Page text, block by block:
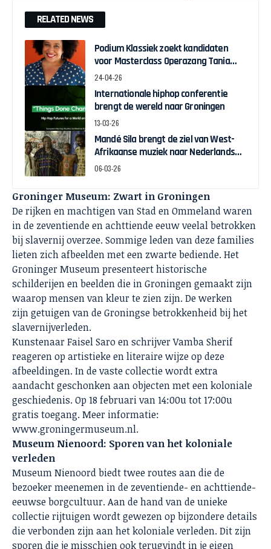
RELATED NEWS
Podium Klassiek zoekt kandidaten
voor Masterclass Operazang Tania
Kross
24-04-26
Internationale hiphop conferentie
brengt de wereld naar Groningen
13-03-26
Mandé Sila brengt de ziel van West-
Afrikaanse muziek naar Nederlands
podium
06-03-26
Groninger Museum: Zwart in Groningen
De rijken en machtigen van Stad en Ommeland waren
in de zeventiende en achttiende eeuw veelal betrokken
bij slavernij overzee. Sommige leden van deze families
lieten zich afbeelden met een zwarte bediende. Het
Groninger Museum presenteert historische
schilderijen en beelden die in Groningen gemaakt zijn
waarop mensen van kleur te zien zijn. De werken
zijn getuigen van de Groningse betrokkenheid bij het
slavernijverleden.
Kunstenaar Faisel Saro en schrijver Vamba Sherif
reageren op artistieke en literaire wijze op deze
afbeeldingen. In de vaste collectie wordt extra
aandacht geschonken aan objecten met een koloniale
geschiedenis. Op 18 februari van 14:00u tot 17:00u
gratis toegang. Meer informatie:
www.groningermuseum.nl.
Museum Nienoord: Sporen van het koloniale
verleden
Museum Nienoord biedt twee routes aan die de
bezoeker meenemen in de zeventiende- en achttiende-
eeuwse borgcultuur. Aan de hand van de unieke
collectie rijtuigen wordt gewezen op bijzondere details
die verbonden zijn aan het koloniale verleden. Dit zijn
sporen die je misschien ook terugvindt in je eigen